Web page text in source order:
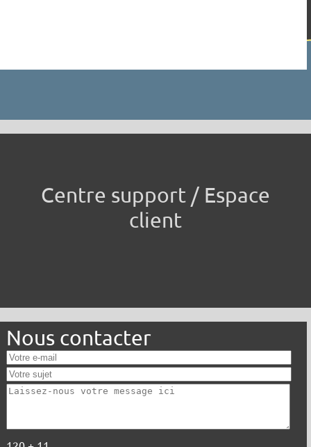
Centre support / Espace
client
Nous contacter